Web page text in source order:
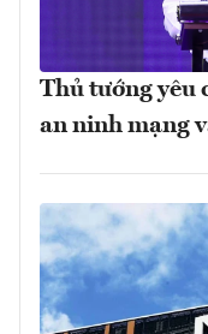
Thủ tướng yêu
an ninh mạng